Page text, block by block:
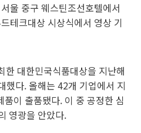
울 중구 웨스틴조선호텔에서
테크대상 시상식에서 영상 기
대한민국식품대상을 지난해
했다. 올해는 42개 기업에서 지
이 출품됐다. 이 중 공정한 심
영광을 안았다.